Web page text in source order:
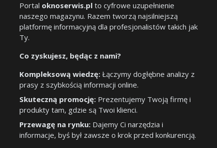
Portal oknoserwis.pl to cyfrowe uzupełnienie
naszego magazynu. Razem tworzą najsilniejszą
platformę informacyjną dla profesjonalistów takich jak
Ty.
Co zyskujesz, będąc z nami?
Kompleksową wiedzę: Łączymy dogłębne analizy z
prasy z szybkością informacji online.
Skuteczną promocję: Prezentujemy Twoją firmę i
produkty tam, gdzie są Twoi klienci.
Przewagę na rynku: Dajemy Ci narzędzia i
informacje, byś był zawsze o krok przed konkurencją.